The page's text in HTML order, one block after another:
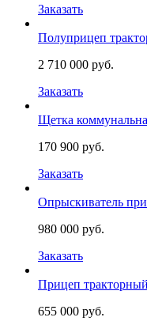
Заказать
Полуприцеп
2 710 000 руб.
Заказать
Щетка
170 900 руб.
Заказать
Опрыскиватель
980 000 руб.
Заказать
Прицеп
655 000 руб.